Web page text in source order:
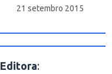
21 setembro 2015
Editora: